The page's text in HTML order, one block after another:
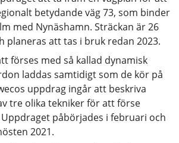
betydande väg 73, som binder
med Nynäshamn. Sträckan är 26
planeras att tas i bruk redan 2023.
förses med så kallad dynamisk
laddas samtidigt som de kör på
uppdrag ingår att beskriva
tre olika tekniker för att förse
påbörjades i februari och
2021.